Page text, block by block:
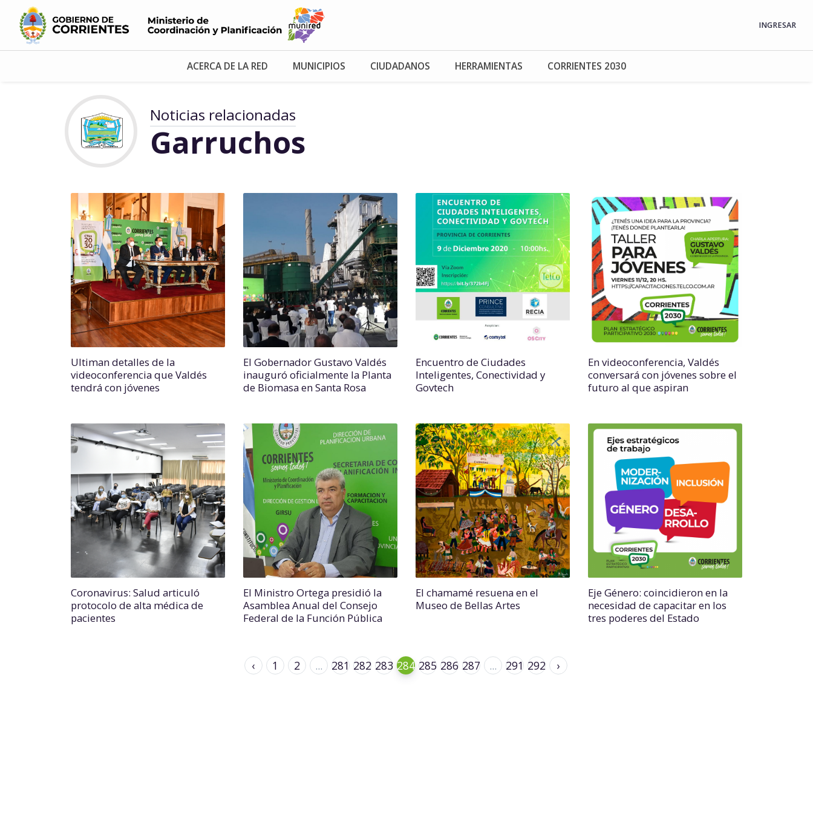
INGRESAR
ACERCA DE LA RED MUNICIPIOS CIUDADANOS HERRAMIENTAS CORRIENTES 2030
Noticias relacionadas
Garruchos
Ultiman detalles de la
videoconferencia que Valdés
tendrá con jóvenes
El Gobernador Gustavo Valdés
inauguró oficialmente la Planta
de Biomasa en Santa Rosa
Encuentro de Ciudades
Inteligentes, Conectividad y
Govtech
En videoconferencia, Valdés
conversará con jóvenes sobre el
futuro al que aspiran
Coronavirus: Salud articuló
protocolo de alta médica de
pacientes
El Ministro Ortega presidió la
Asamblea Anual del Consejo
Federal de la Función Pública
El chamamé resuena en el
Museo de Bellas Artes
Eje Género: coincidieron en la
necesidad de capacitar en los
tres poderes del Estado
‹ 1 2 ... 281 282 283 284 285 286 287 ... 291 292 ›